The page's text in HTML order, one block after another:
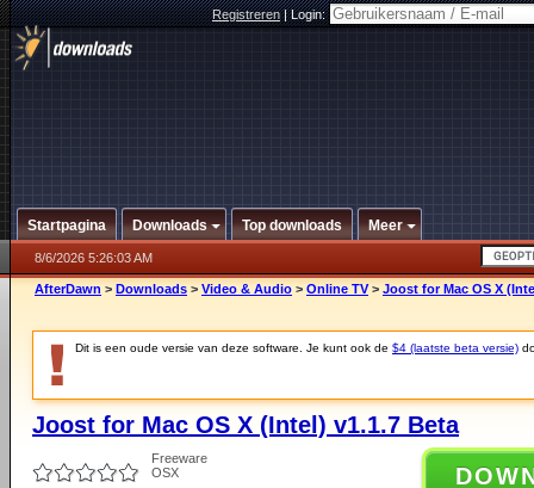
Registreren|Login:
Startpagina Downloads Top downloads Meer
8/6/2026 5:26:03 AM
AfterDawn > Downloads > Video & Audio > Online TV > Joost for Mac OS X
Dit is een oude versie van deze software. Je kunt ook de $4 (laatste beta versie)
Joost for Mac OS X (Intel) v1.1.7 Beta
Freeware
OSX